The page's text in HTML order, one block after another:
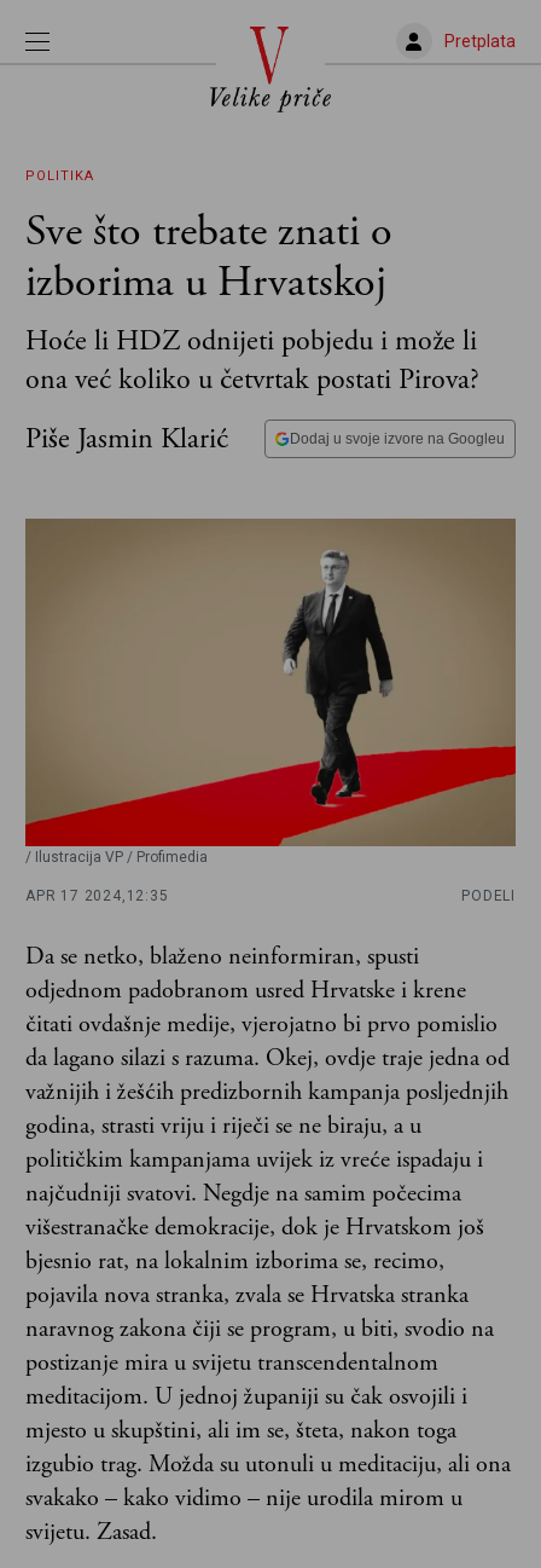
Pretplata
POLITIKA
Sve što trebate znati o
izborima u Hrvatskoj
Hoće li HDZ odnijeti pobjedu i može li
ona već koliko u četvrtak postati Pirova?
Piše Jasmin Klarić
Dodaj u svoje izvore na Googleu
/ Ilustracija VP / Profimedia
APR 17 2024, 12:35 PODELI
Da se netko, blaženo neinformiran, spusti
odjednom padobranom usred Hrvatske i krene
čitati ovdašnje medije, vjerojatno bi prvo pomislio
da lagano silazi s razuma. Okej, ovdje traje jedna od
važnijih i žešćih predizbornih kampanja posljednjih
godina, strasti vriju i riječi se ne biraju, a u
političkim kampanjama uvijek iz vreće ispadaju i
najčudniji svatovi. Negdje na samim počecima
višestranačke demokracije, dok je Hrvatskom još
bjesnio rat, na lokalnim izborima se, recimo,
pojavila nova stranka, zvala se Hrvatska stranka
naravnog zakona čiji se program, u biti, svodio na
postizanje mira u svijetu transcendentalnom
meditacijom. U jednoj županiji su čak osvojili i
mjesto u skupštini, ali im se, šteta, nakon toga
izgubio trag. Možda su utonuli u meditaciju, ali ona
svakako – kako vidimo – nije urodila mirom u
svijetu. Zasad.